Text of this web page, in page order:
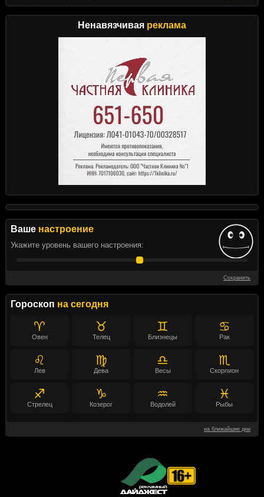
Ненавязчивая реклама
Ваше настроение
Укажите уровень вашего настроения:
Сохранить
Гороскоп на сегодня
♈
Овен
♉
Телец
♊
Близнецы
♋
Рак
♌
Лев
♍
Дева
♎
Весы
♏
Скорпион
♐
Стрелец
♑
Козерог
♒
Водолей
♓
Рыбы
на ближайшие дни